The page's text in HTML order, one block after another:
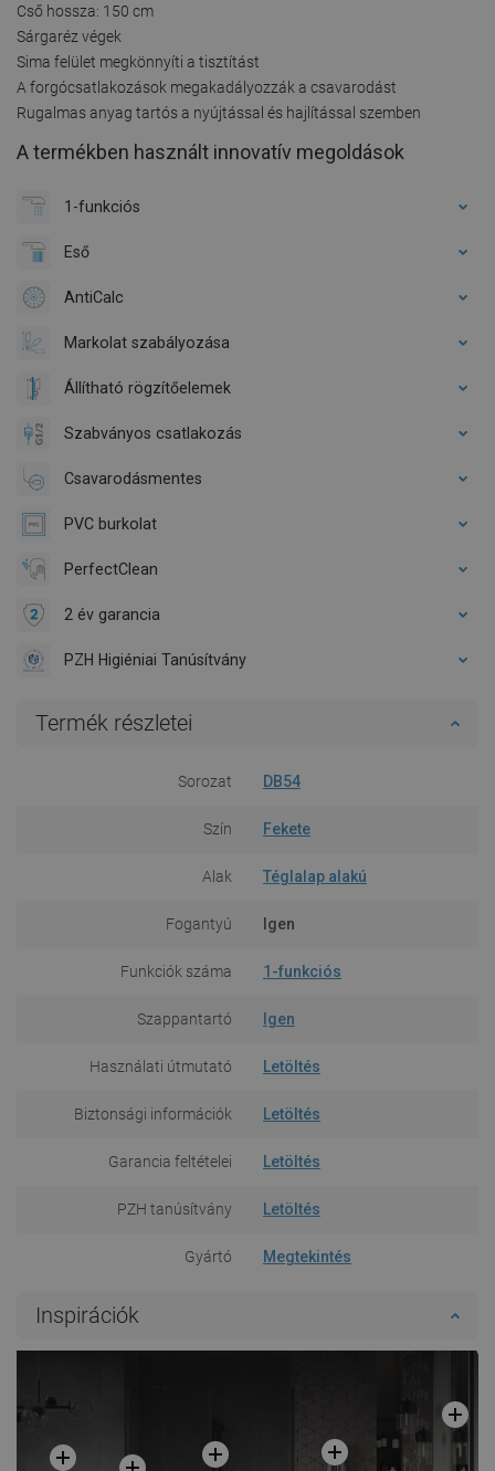
Cső hossza: 150 cm
Sárgaréz végek
Sima felület megkönnyíti a tisztítást
A forgócsatlakozások megakadályozzák a csavarodást
Rugalmas anyag tartós a nyújtással és hajlítással szemben
A termékben használt innovatív megoldások
1-funkciós
Eső
AntiCalc
Markolat szabályozása
Állítható rögzítőelemek
Szabványos csatlakozás
Csavarodásmentes
PVC burkolat
PerfectClean
2 év garancia
PZH Higiéniai Tanúsítvány
Termék részletei
Sorozat DB54
Szín Fekete
Alak Téglalap alakú
Fogantyú Igen
Funkciók száma 1-funkciós
Szappantartó Igen
Használati útmutató Letöltés
Biztonsági információk Letöltés
Garancia feltételei Letöltés
PZH tanúsítvány Letöltés
Gyártó Megtekintés
Inspirációk